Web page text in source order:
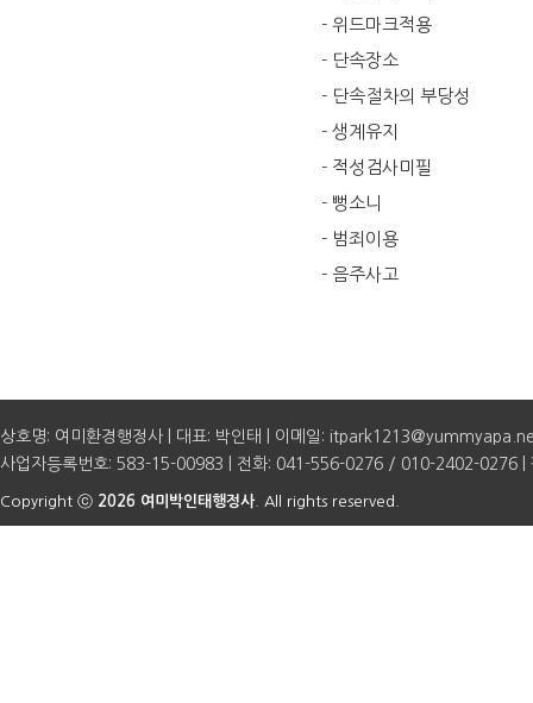
- 위드마크적용
- 단속장소
- 단속절차의 부당성
- 생계유지
- 적성검사미필
- 뻥소니
- 범죄이용
- 음주사고
상호명: 여미환경행정사 | 대표: 박인태 | 이메일:
사업자등록번호: 583-15-00983 | 전화: 041-556-0276 / 010-2402-0276 |
Copyright ⓒ 2026 여미박인태행정사. All rights reserved.